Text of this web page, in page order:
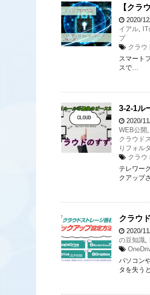
【クラ
2020/
イアル,
プ
クラウ
スマート
スで…
3-2-1ル
2020/
WEB公開 ,
クラウド
りフォル
クラウ
テレワー
クアップ
クラウ
2020/
の豆知識,
パソコン
タを失う